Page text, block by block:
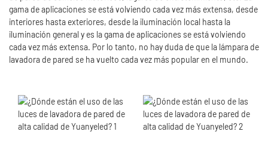
gama de aplicaciones se está volviendo cada vez más extensa, desde
interiores hasta exteriores, desde la iluminación local hasta la
iluminación general y es la gama de aplicaciones se está volviendo
cada vez más extensa. Por lo tanto, no hay duda de que la lámpara de
lavadora de pared se ha vuelto cada vez más popular en el mundo.